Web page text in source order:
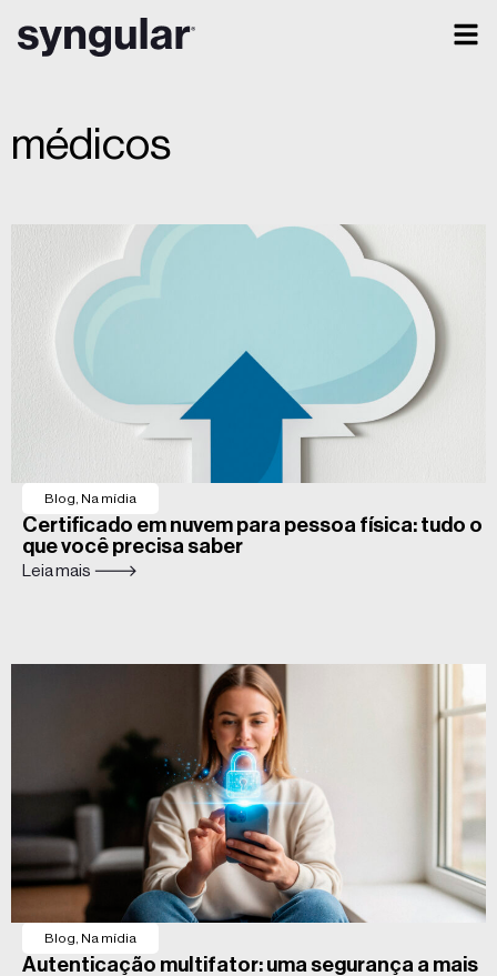
médicos
Blog Na mídia
Certificado em nuvem para pessoa física: tudo o
que você precisa saber
Leia mais 🡒
Blog Na mídia
Autenticação multifator: uma segurança a mais